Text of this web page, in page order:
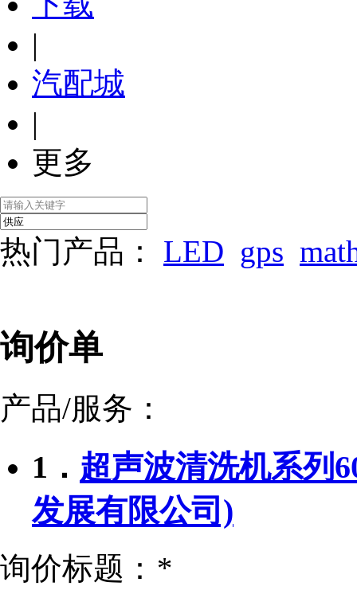
|
汽配城
|
更多
热门产品： LED gps
询价单
产品/服务：
1． 超声波清洗机系列
发展有限公司)
询价标题： *